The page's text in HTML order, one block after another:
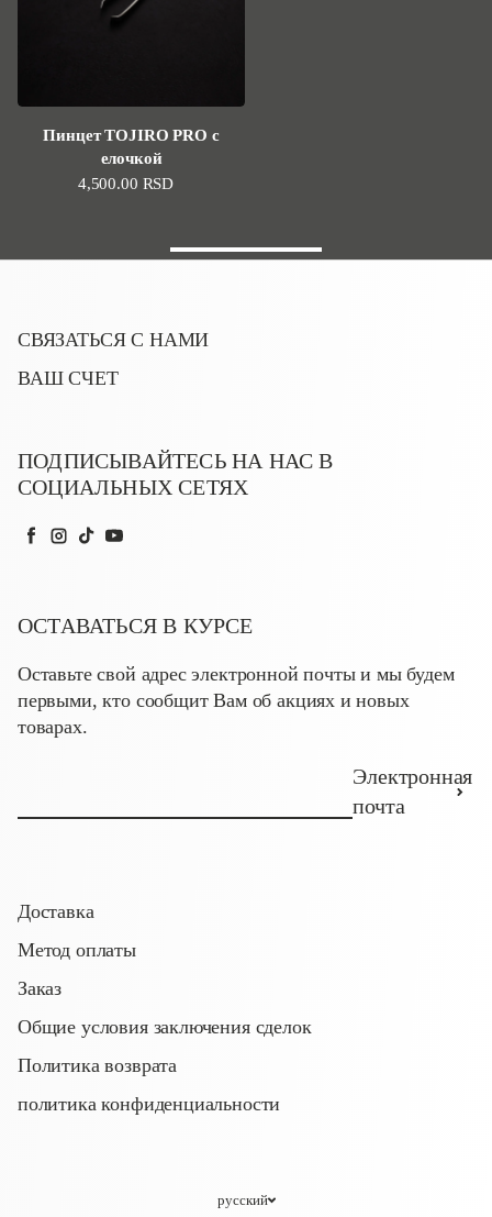
Пинцет TOJIRO PRO с
елочкой
Стандартная цена
4,500.00 RSD
СВЯЗАТЬСЯ С НАМИ
ВАШ СЧЕТ
ПОДПИСЫВАЙТЕСЬ НА НАС В
СОЦИАЛЬНЫХ СЕТЯХ
Facebook
Instagram
TikTokYouTube
ОСТАВАТЬСЯ В КУРСЕ
Оставьте свой адрес электронной почты и мы будем
первыми, кто сообщит Вам об акциях и новых
товарах.
Электронная
почта
Доставка
Метод оплаты
Заказ
Общие условия заключения сделок
Политика возврата
политика конфиденциальности
русский